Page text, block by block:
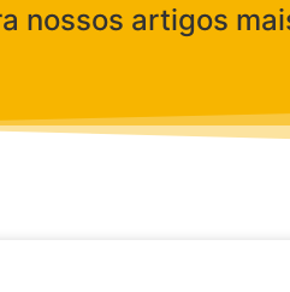
nossos artigos